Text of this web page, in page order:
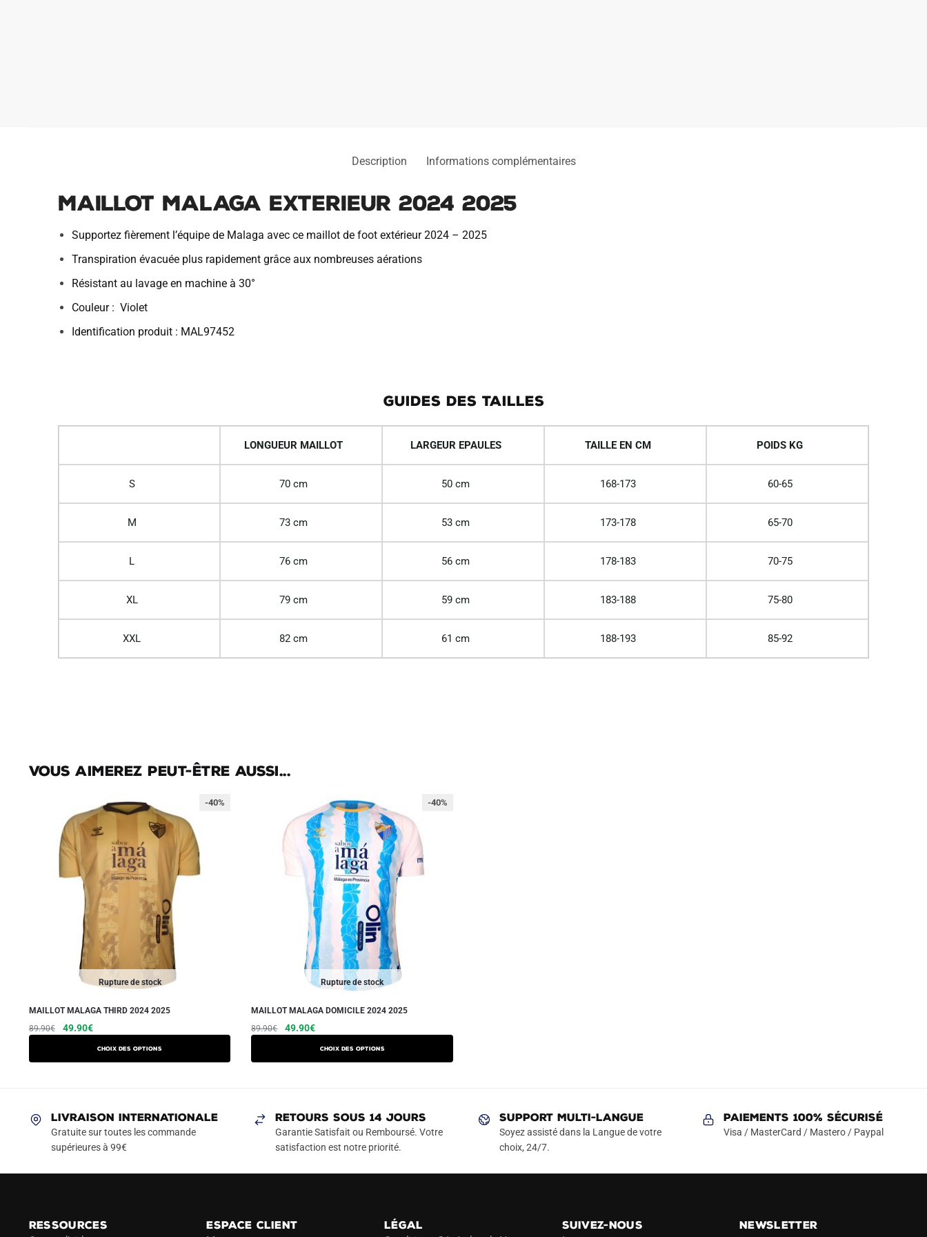
Description Informations complémentaires
Maillot Malaga Exterieur 2024 2025
Supportez fièrement l’équipe de Malaga avec ce maillot de foot extérieur 2024 – 2025
Transpiration évacuée plus rapidement grâce aux nombreuses aérations
Résistant au lavage en machine à 30°
Couleur : Violet
Identification produit : MAL97452
GUIDES DES TAILLES
LONGUEUR MAILLOT LARGEUR EPAULES TAILLE EN CM POIDS KG
S 70 cm 50 cm 168-173 60-65
M 73 cm 53 cm 173-178 65-70
L 76 cm 56 cm 178-183 70-75
XL 79 cm 59 cm 183-188 75-80
XXL 82 cm 61 cm 188-193 85-92
Vous aimerez peut-être aussi...
Rupture de stock
-40%
MAILLOT MALAGA THIRD 2024 2025
89.90€
Le
49.90€Le
Choix des options
Ce
produit
a
Les
options
peuvent
page
Rupture de stock
-40%
MAILLOT MALAGA DOMICILE 2024 2025
89.90€
Le
49.90€Le
Choix des options
Ce
produit
a
Les
options
peuvent
LIVRAISON INTERNATIONALE
Gratuite sur toutes les commande
supérieures à 99€
RETOURS SOUS 14 JOURS
Garantie Satisfait ou Remboursé. Votre
satisfaction est notre priorité.
SUPPORT MULTI-LANGUE
Soyez assisté dans la Langue de votre
choix, 24/7.
Paiements 100% Sécurisé
Visa / MasterCard / Mastero / Paypal
RESSOURCES
ESPACE CLIENT
LÉGAL
SUIVEZ-NOUS
NEWSLETTER